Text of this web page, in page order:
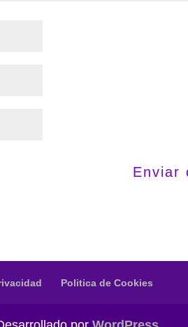
Politica de Cookies